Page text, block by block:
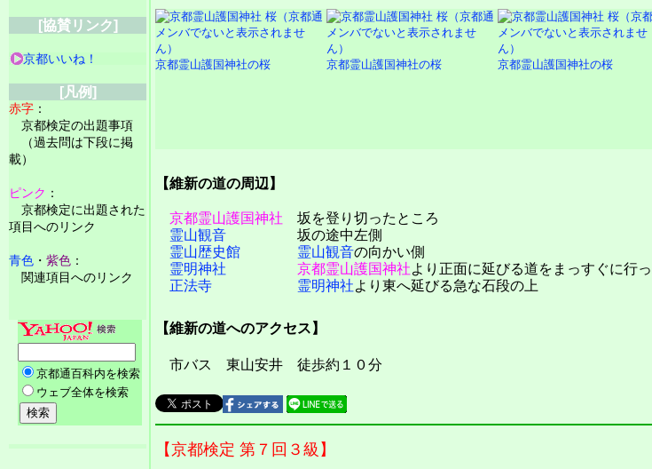
京都霊山護国神社の桜 京都霊山護国神社の桜 京都霊山護国神社の桜
【維新の道の周辺】
京都霊山護国神社 坂を登り切ったところ
霊山観音 坂の途中左側
霊山歴史館
霊山観音の向かい側
霊明神社
京都霊山護国神社より正面に延びる道をまっすぐに行
正法寺
霊明神社より東へ延びる急な石段の上
【維新の道へのアクセス】
市バス 東山安井 徒歩約１０分
【京都検定 第７回３級】
[協賛リンク]
京都いいね！
[凡例]
赤字 ：
京都検定の出題事項
（過去問は下段に掲
載）
ピンク ：
京都検定に出題された
項目へのリンク
青色 ・ 紫色 ：
関連項目へのリンク